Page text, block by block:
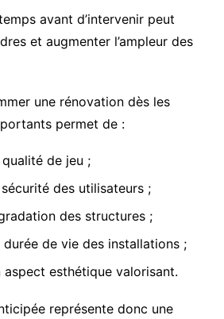
avant d’intervenir peut
et augmenter l’ampleur des
une rénovation dès les
permet de :
de jeu ;
des utilisateurs ;
des structures ;
de vie des installations ;
aspect esthétique valorisant.
représente donc une